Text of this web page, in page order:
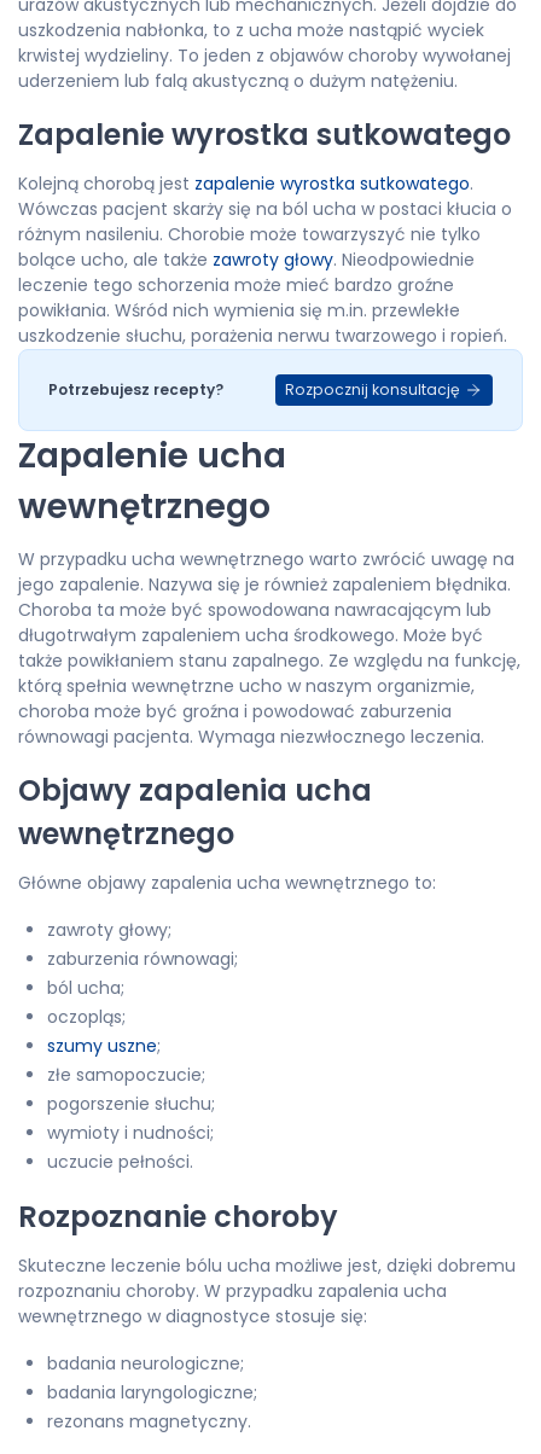
uszkodzenia nabłonka, to z ucha może nastąpić wyciek
krwistej wydzieliny. To jeden z objawów choroby wywołanej
uderzeniem lub falą akustyczną o dużym natężeniu.
Zapalenie wyrostka sutkowatego
Kolejną chorobą jest zapalenie wyrostka sutkowatego.
Wówczas pacjent skarży się na ból ucha w postaci kłucia o
różnym nasileniu. Chorobie może towarzyszyć nie tylko
bolące ucho, ale także zawroty głowy. Nieodpowiednie
leczenie tego schorzenia może mieć bardzo groźne
powikłania. Wśród nich wymienia się m.in. przewlekłe
uszkodzenie słuchu, porażenia nerwu twarzowego i ropień.
Potrzebujesz recepty? Rozpocznij konsultację
Zapalenie ucha
wewnętrznego
W przypadku ucha wewnętrznego warto zwrócić uwagę na
jego zapalenie. Nazywa się je również zapaleniem błędnika.
Choroba ta może być spowodowana nawracającym lub
długotrwałym zapaleniem ucha środkowego. Może być
także powikłaniem stanu zapalnego. Ze względu na funkcję,
którą spełnia wewnętrzne ucho w naszym organizmie,
choroba może być groźna i powodować zaburzenia
równowagi pacjenta. Wymaga niezwłocznego leczenia.
Objawy zapalenia ucha
wewnętrznego
Główne objawy zapalenia ucha wewnętrznego to:
zawroty głowy;
zaburzenia równowagi;
ból ucha;
oczopląs;
szumy uszne;
złe samopoczucie;
pogorszenie słuchu;
wymioty i nudności;
uczucie pełności.
Rozpoznanie choroby
Skuteczne leczenie bólu ucha możliwe jest, dzięki dobremu
rozpoznaniu choroby. W przypadku zapalenia ucha
wewnętrznego w diagnostyce stosuje się:
badania neurologiczne;
badania laryngologiczne;
rezonans magnetyczny.